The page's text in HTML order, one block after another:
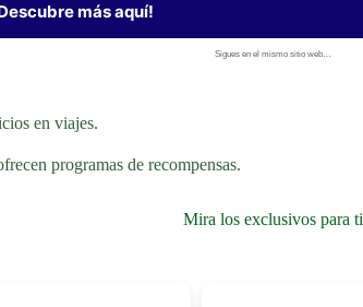
más aquí!
Sigues en el mismo sitio web…
en viajes.
programas de recompensas.
Mira los exclusivos para ti